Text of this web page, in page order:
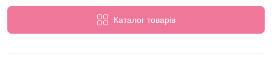
Каталог товарів